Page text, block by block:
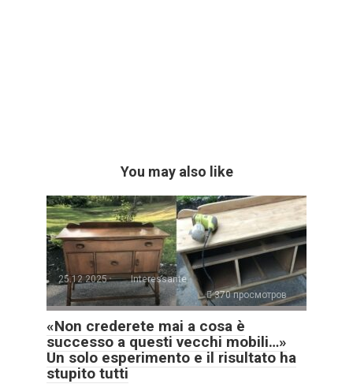
You may also like
25.12.2025
Interessante
370 просмотров
«Non crederete mai a cosa è
successo a questi vecchi mobili…»
Un solo esperimento e il risultato ha
stupito tutti